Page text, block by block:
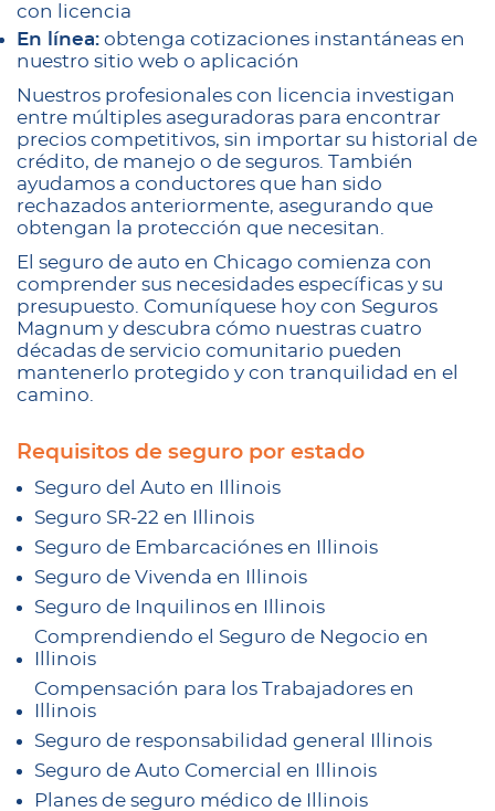
con licencia
En línea: obtenga cotizaciones instantáneas en
nuestro sitio web o aplicación
Nuestros profesionales con licencia investigan
entre múltiples aseguradoras para encontrar
precios competitivos, sin importar su historial de
crédito, de manejo o de seguros. También
ayudamos a conductores que han sido
rechazados anteriormente, asegurando que
obtengan la protección que necesitan.
El seguro de auto en Chicago comienza con
comprender sus necesidades específicas y su
presupuesto. Comuníquese hoy con Seguros
Magnum y descubra cómo nuestras cuatro
décadas de servicio comunitario pueden
mantenerlo protegido y con tranquilidad en el
camino.
Requisitos de seguro por estado
Seguro del Auto en Illinois
Seguro SR-22 en Illinois
Seguro de Embarcaciónes en Illinois
Seguro de Vivenda en Illinois
Seguro de Inquilinos en Illinois
Comprendiendo el Seguro de Negocio en
Illinois
Compensación para los Trabajadores en
Illinois
Seguro de responsabilidad general Illinois
Seguro de Auto Comercial en Illinois
Planes de seguro médico de Illinois